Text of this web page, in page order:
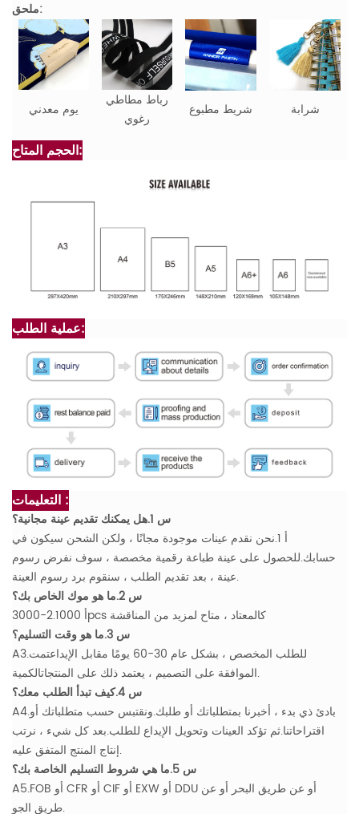
ملحق:
يوم معدني
رباط مطاطي
رغوي
شريط مطبوع شرابة
الحجم المتاح:
عملية الطلب:
التعليمات :
س 1.هل يمكنك تقديم عينة مجانية؟
أ 1.نحن نقدم عينات موجودة مجانًا ، ولكن الشحن سيكون في
حسابك.للحصول على عينة طباعة رقمية مخصصة ، سوف نفرض رسوم
عينة ، بعد تقديم الطلب ، سنقوم برد رسوم العينة.
س 2.ما هو موك الخاص بك؟
أ 2.1000-3000pcs كالمعتاد ، متاح لمزيد من المناقشة
س 3.ما هو وقت التسليم؟
A3.للطلب المخصص ، بشكل عام 30-60 يومًا مقابل الإيداعتمت
الموافقة على التصميم ، يعتمد ذلك على المنتجاتالكمية.
س 4.كيف تبدأ الطلب معك؟
A4.بادئ ذي بدء ، أخبرنا بمتطلباتك أو طلبك.ونقتبس حسب متطلباتك أو
اقتراحاتنا.ثم تؤكد العينات وتحويل الإيداع للطلب.بعد كل شيء ، نرتب
إنتاج المنتج المتفق عليه.
س 5.ما هي شروط التسليم الخاصة بك؟
A5.FOB أو CFR أو CIF أو EXW أو DDU أو عن طريق البحر أو عن
طريق الجو.